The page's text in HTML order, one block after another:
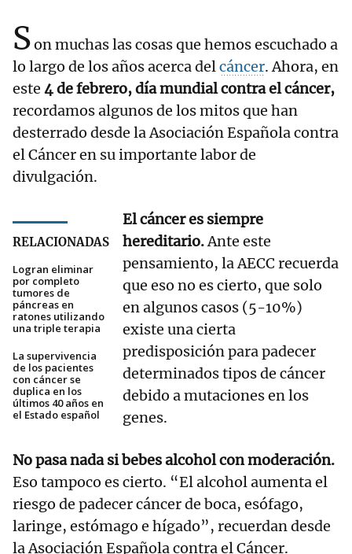
Son muchas las cosas que hemos escuchado a
lo largo de los años acerca delcáncer. Ahora, en
este 4 de febrero, día mundial contra el cáncer,
recordamos algunos de los mitos que han
desterrado desde la Asociación Española contra
el Cáncer en su importante labor de
divulgación.
RELACIONADAS
Logran eliminar
por completo
tumores de
páncreas en
ratones utilizando
una triple terapia
La supervivencia
de los pacientes
con cáncer se
duplica en los
últimos 40 años en
el Estado español
El cáncer es siempre
hereditario.Ante este
pensamiento, la AECC recuerda
que eso no es cierto, que solo
en algunos casos (5-10%)
existe una cierta
predisposición para padecer
determinados tipos de cáncer
debido a mutaciones en los
genes.
No pasa nada si bebes alcohol con moderación.
Eso tampoco es cierto. “El alcohol aumenta el
riesgo de padecer cáncer de boca, esófago,
laringe, estómago e hígado”, recuerdan desde
la Asociación Española contra el Cáncer.